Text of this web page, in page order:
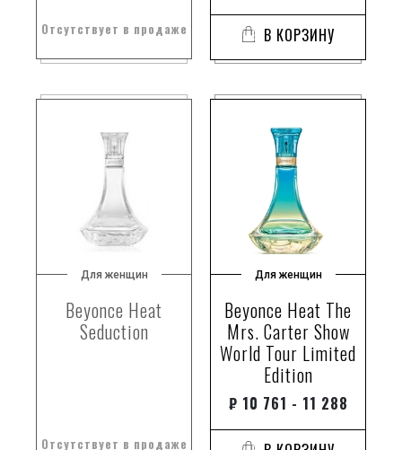
Отсутствует в продаже В КОРЗИНУ
Для женщин
Beyonce Heat
Seduction
Отсутствует в продаже
Для женщин
Beyonce Heat The
Mrs. Carter Show
World Tour Limited
Edition
₽ 10 761 - 11 288